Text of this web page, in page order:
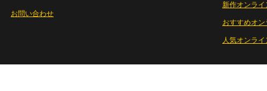
お問い合わせ
新作オンライ
おすすめオ
人気オンラ